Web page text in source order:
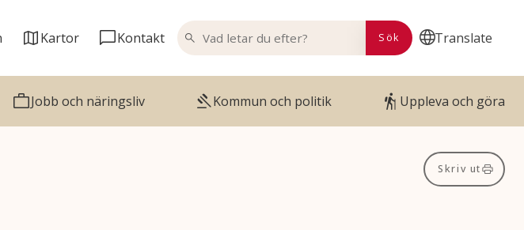
Translate
Kartor Kontakt
VAD LETAR DU EFTER?
Sök
Jobb och näringsliv Kommun och politik Uppleva och göra
Skriv ut